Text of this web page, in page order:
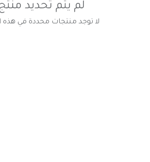
لم يتم تحديد
لا توجد منتجات محددة في هذه